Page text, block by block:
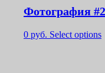
Фотография
0 руб. Select options